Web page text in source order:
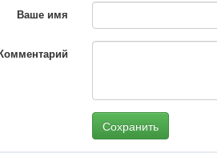
Ваше имя
Сохранить